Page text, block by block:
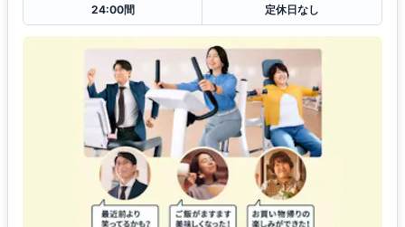
24:00間
定休日なし